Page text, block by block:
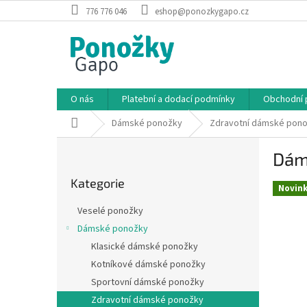
na
776 776 046 eshop@ponozkygapo.cz
O nás Platební a dodací podmínky Obchodní
Domů Dámské ponožky Zdravotní dámské
a
kategorie
Kategorie
Veselé ponožky
Dámské ponožky
Klasické dámské ponožky
Kotníkové dámské ponožky
Sportovní dámské ponožky
Zdravotní dámské ponožky